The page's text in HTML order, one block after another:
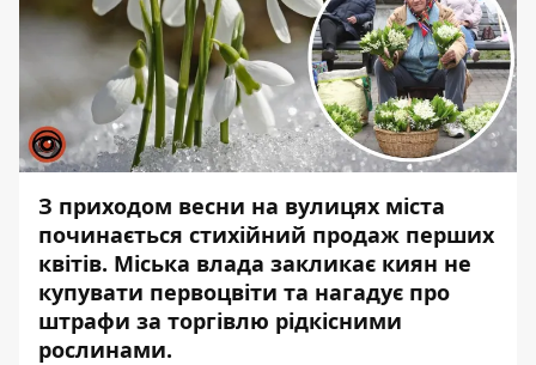
З приходом весни на вулицях міста
починається стихійний продаж перших
квітів. Міська влада закликає киян не
купувати первоцвіти та нагадує про
штрафи за торгівлю рідкісними
рослинами.